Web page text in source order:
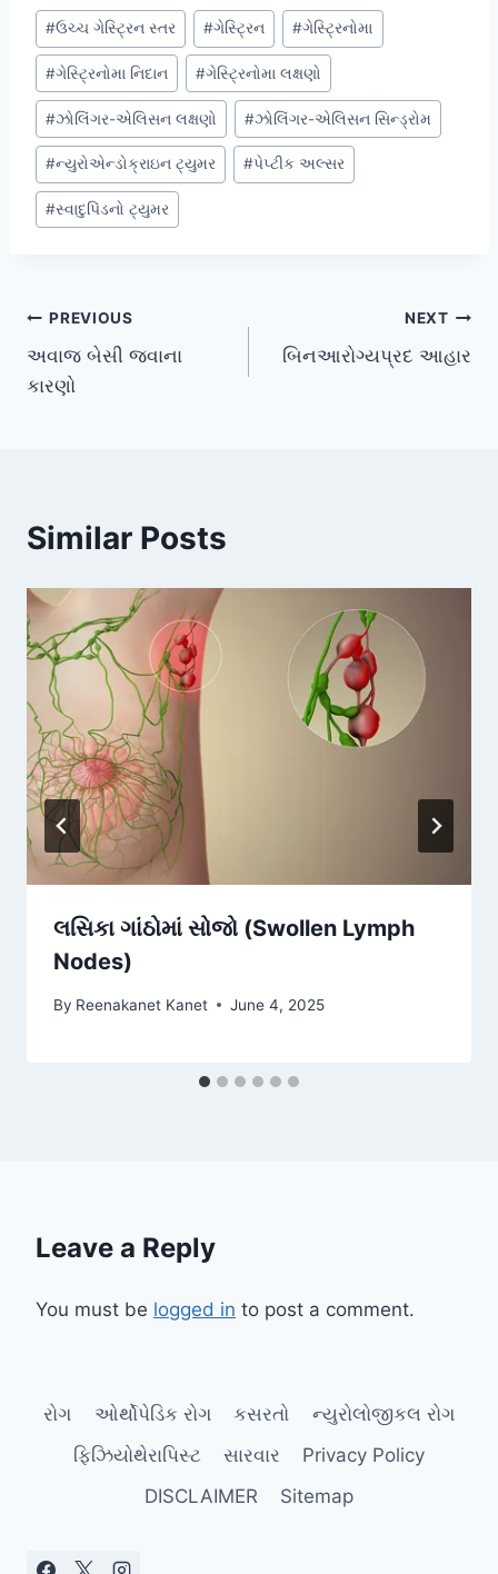
Post
Tags:
#ઉચ્ચ ગેસ્ટ્રિન સ્તર #ગેસ્ટ્રિન #ગેસ્ટ્રિનોમા
#ગેસ્ટ્રિનોમા નિદાન #ગેસ્ટ્રિનોમા લક્ષણો
#ઝોલિંગર-એલિસન લક્ષણો #ઝોલિંગર-એલિસન સિન્ડ્રોમ
#ન્યુરોએન્ડોક્રાઇન ટ્યુમર #પેપ્ટીક અલ્સર
#સ્વાદુપિંડનો ટ્યુમર
Post
navigation
PREVIOUS
અવાજ બેસી જવાના
કારણો
NEXT
બિનઆરોગ્યપ્રદ આહાર
Similar Posts
લસિકા ગાંઠોમાં સોજો (Swollen Lymph
Nodes)
By Reenakanet Kanet June 4, 2025
Leave a Reply
You must be logged in to post a comment.
રોગ ઓર્થોપેડિક રોગ કસરતો
ન્યુરોલોજીકલ રોગ
ફિઝિયોથેરાપિસ્ટ
સારવાર
Privacy Policy
DISCLAIMER
Sitemap